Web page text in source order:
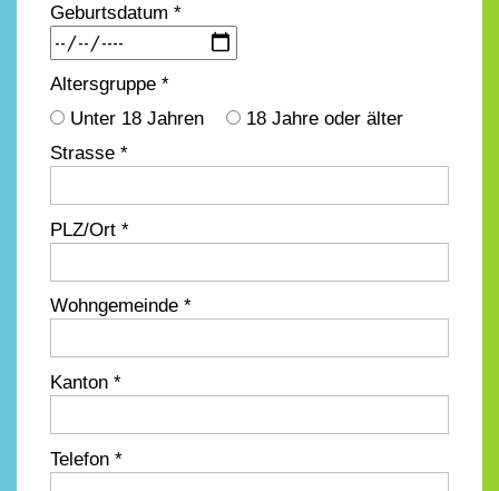
Geburtsdatum *
Altersgruppe *
Unter 18 Jahren
18 Jahre oder älter
Strasse *
PLZ/Ort *
Wohngemeinde *
Kanton *
Telefon *